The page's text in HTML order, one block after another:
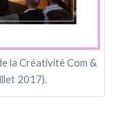
la Créativité Com &
2017).